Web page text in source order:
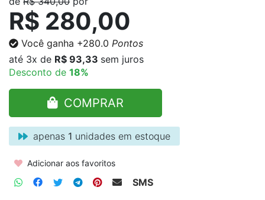
R$ 280,00
Você ganha +280.0 Pontos
até 3x de R$ 93,33 sem juros
Desconto de 18%
COMPRAR
apenas 1 unidades em estoque
Adicionar aos favoritos
SMS